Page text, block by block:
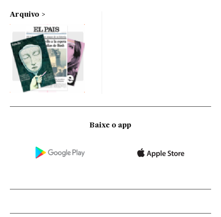
Arquivo
Baixe o app